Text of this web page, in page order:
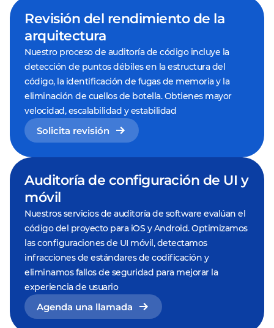
Revisión del rendimiento de la
arquitectura
Nuestro proceso de auditoría de código incluye la
detección de puntos débiles en la estructura del
código, la identificación de fugas de memoria y la
eliminación de cuellos de botella. Obtienes mayor
velocidad, escalabilidad y estabilidad
Solicita revisión
Auditoría de configuración de UI y
móvil
Nuestros servicios de auditoría de software evalúan el
código del proyecto para iOS y Android. Optimizamos
las configuraciones de UI móvil, detectamos
infracciones de estándares de codificación y
eliminamos fallos de seguridad para mejorar la
experiencia de usuario
Agenda una llamada